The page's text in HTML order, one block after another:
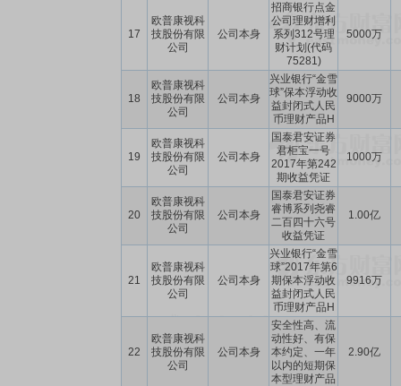
17
欧普康视科
技股份有限
公司
公司本身
招商银行点金
公司理财增利
系列312号理
财计划(代码
75281)
5000万
18
欧普康视科
技股份有限
公司
公司本身
兴业银行“金雪
球”保本浮动收
益封闭式人民
币理财产品H
9000万
19
欧普康视科
技股份有限
公司
公司本身
国泰君安证券
君柜宝一号
2017年第242
期收益凭证
1000万
20
欧普康视科
技股份有限
公司
公司本身
国泰君安证券
睿博系列尧睿
二百四十六号
收益凭证
1.00亿
21
欧普康视科
技股份有限
公司
公司本身
兴业银行“金雪
球”2017年第6
期保本浮动收
益封闭式人民
币理财产品H
9916万
22
欧普康视科
技股份有限
公司
公司本身
安全性高、流
动性好、有保
本约定、一年
以内的短期保
本型理财产品
2.90亿